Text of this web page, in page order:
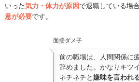
いった気力・体力が原因で退職している場合
意が必要です。
面接ダメ子
前の職場は、人間関係に
辞めました。かなりキツ
ネチネチと嫌味を言われ